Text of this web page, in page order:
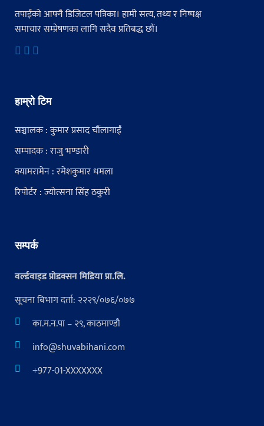
तपाईंको आफ्नै डिजिटल पत्रिका। हामी सत्य, तथ्य र निष्पक्ष
समाचार सम्प्रेषणका लागि सदैव प्रतिबद्ध छौं।
हाम्रो टिम
सञ्चालक : कुमार प्रसाद चौंलागाईं
सम्पादक : राजु भण्डारी
क्यामरामेन : रमेशकुमार धमला
रिपोर्टर : ज्योत्सना सिंह ठकुरी
सम्पर्क
वर्ल्डवाइड प्रोडक्सन मिडिया प्रा.लि.
सूचना बिभाग दर्ता: २२२९/०७६/०७७
का.म.न.पा – २९, काठमाण्डौ
info@shuvabihani.com
+977-01-XXXXXXX